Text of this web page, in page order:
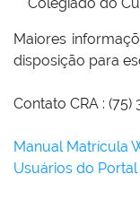
Maiores
disposição para
Contato CRA : (75)
Manual Matrícula
Usuários do